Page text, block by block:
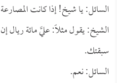
السائل: يا شيخ! إذا كانت
الشيخ: يقول مثلاً: عليَّ مائة ريال
سبقتك.
السائل: نعم.